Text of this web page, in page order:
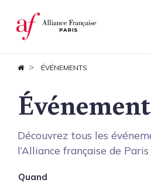
Panneau de gestion des
ÉVÉNEMENTS
Découvrez tous les
l’Alliance française de
Quand